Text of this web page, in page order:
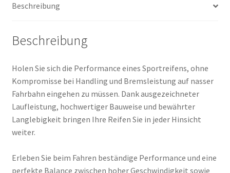
Beschreibung
Beschreibung
Holen Sie sich die Performance eines Sportreifens, ohne
Kompromisse bei Handling und Bremsleistung auf nasser
Fahrbahn eingehen zu müssen. Dank ausgezeichneter
Laufleistung, hochwertiger Bauweise und bewährter
Langlebigkeit bringen Ihre Reifen Sie in jeder Hinsicht
weiter.
Erleben Sie beim Fahren beständige Performance und eine
perfekte Balance zwischen hoher Geschwindigkeit sowie